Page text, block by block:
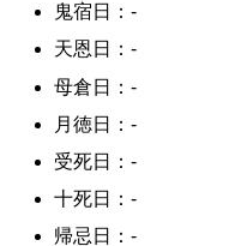
鬼宿日：-
天恩日：-
母倉日：-
月徳日：-
受死日：-
十死日：-
帰忌日：-